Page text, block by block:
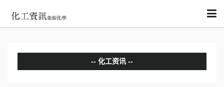
化工资讯